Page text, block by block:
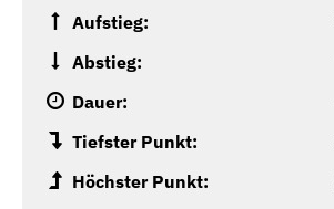
Aufstieg:
Abstieg:
Dauer:
Tiefster Punkt:
Höchster Punkt: